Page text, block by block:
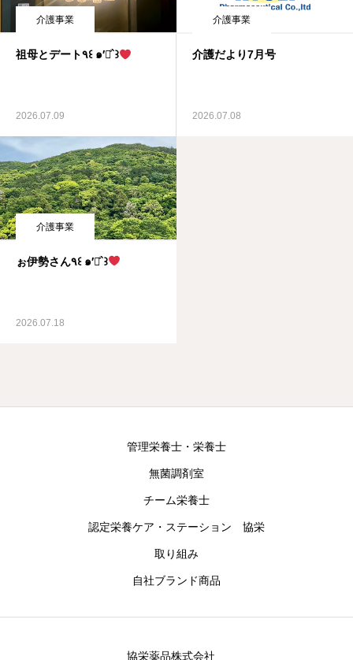
介護事業
祖母とデート٩꒰ ๑′◡͐`꒱
2026.07.09
介護事業
介護だより7月号
2026.07.08
介護事業
ぉ伊勢さん٩꒰ ๑′◡͐`꒱
2026.07.18
管理栄養士・栄養士
無菌調剤室
チーム栄養士
認定栄養ケア・ステーション 協栄
取り組み
自社ブランド商品
協栄薬品株式会社